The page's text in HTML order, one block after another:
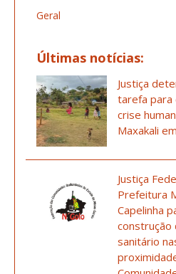
Geral
Últimas notícias:
Justiça
tarefa
crise
Maxakali
Justiça
Prefeitura
Capelinha
sanitário